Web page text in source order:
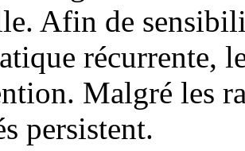
Afin de
récurrente,
Malgré les
persistent.